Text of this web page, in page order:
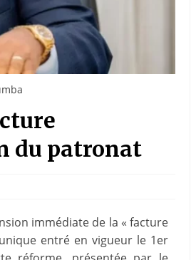
du patronat
immédiate de la « facture
entré en vigueur le 1er